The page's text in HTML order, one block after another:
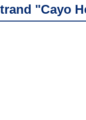
"Cayo